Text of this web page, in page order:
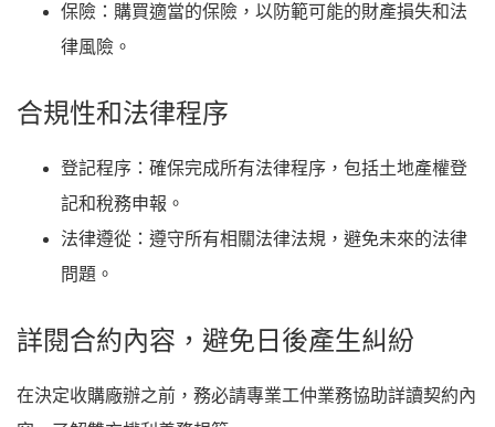
保險 ：購買適當的保險，以防範可能的財產損失和法
律風險。
合規性和法律程序
登記程序 ：確保完成所有法律程序，包括土地產權登
記和稅務申報。
法律遵從 ：遵守所有相關法律法規，避免未來的法律
問題。
詳閱合約內容，避免日後產生糾紛
在決定收購廠辦之前，務必請專業工仲業務協助詳讀契約內